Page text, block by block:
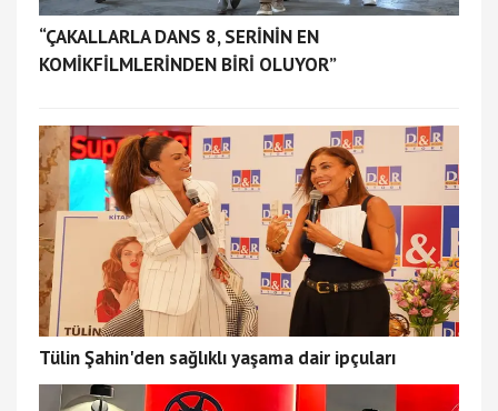
“ÇAKALLARLA DANS 8, SERİNİN EN
KOMİKFİLMLERİNDEN BİRİ OLUYOR”
Tülin Şahin'den sağlıklı yaşama dair ipçuları